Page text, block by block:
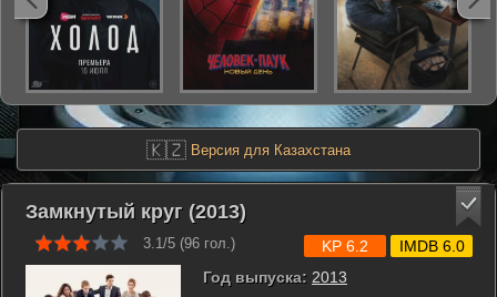
🇰🇿 Версия для Казахстана
Замкнутый круг (2013)
3.1/5 (96 гол.)
Год выпуска: 2013
KP 6.2 IMDB 6.0